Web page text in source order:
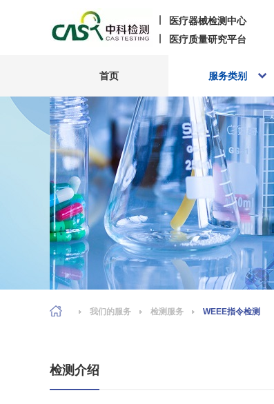
医疗器械检测中心
医疗质量研究平台
首页 服务类别
我们的服务 检测服务 WEEE指令检测
检测介绍